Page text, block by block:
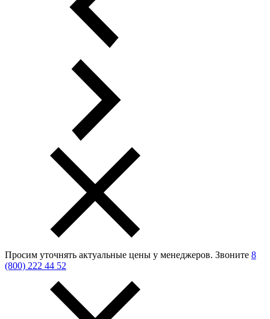
Просим уточнять актуальные цены у менеджеров. Звоните 8
(800) 222 44 52